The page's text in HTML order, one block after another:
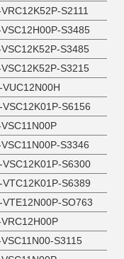
S2111
S3485
S3485
S3215
S6156
S3346
S6300
S6389
SO763
S3115